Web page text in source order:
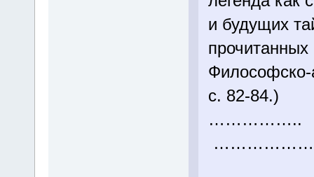
и будущих
Философско-
с. 82-84.)